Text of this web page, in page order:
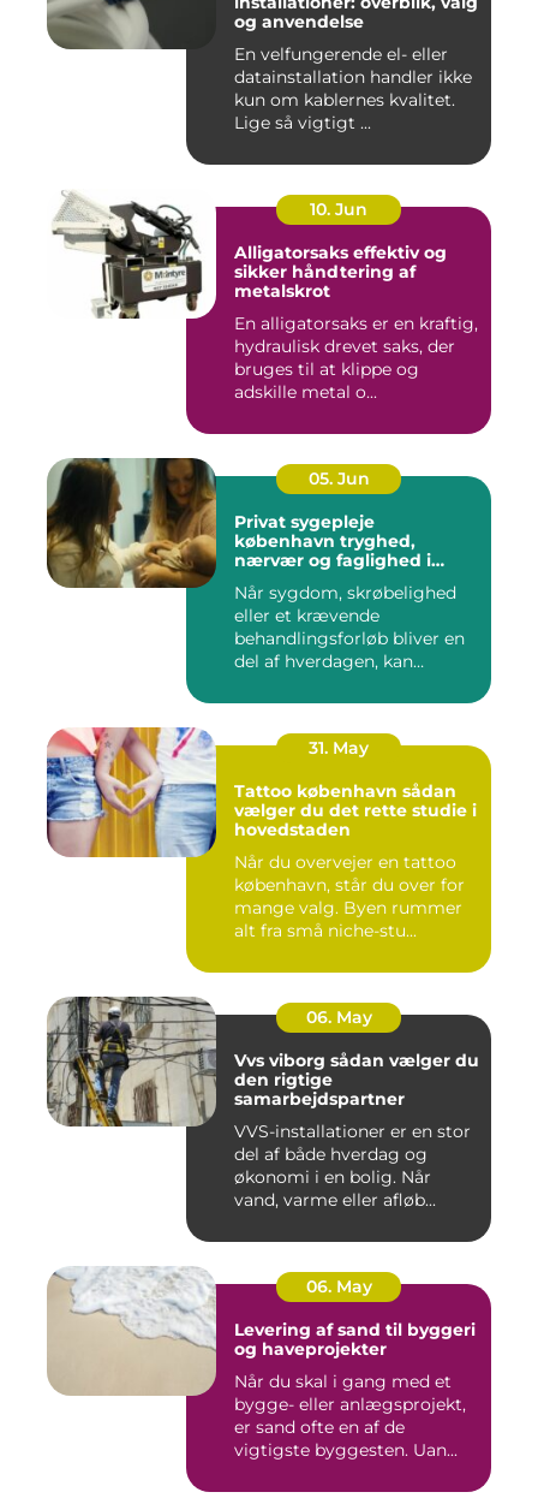
og anvendelse
En velfungerende el- eller
datainstallation handler ikke
kun om kablernes kvalitet.
Lige så vigtigt ...
10. Jun
Alligatorsaks effektiv og
sikker håndtering af
metalskrot
En alligatorsaks er en kraftig,
hydraulisk drevet saks, der
bruges til at klippe og
adskille metal o...
05. Jun
Privat sygepleje
københavn tryghed,
nærvær og faglighed i
Når sygdom, skrøbelighed
eller et krævende
behandlingsforløb bliver en
del af hverdagen, kan
31. May
Tattoo københavn sådan
vælger du det rette studie i
hovedstaden
Når du overvejer en tattoo
københavn, står du over for
mange valg. Byen rummer
alt fra små niche-stu...
06. May
Vvs viborg sådan vælger du
den rigtige
samarbejdspartner
VVS-installationer er en stor
del af både hverdag og
økonomi i en bolig. Når
vand, varme eller afløb...
06. May
Levering af sand til byggeri
og haveprojekter
Når du skal i gang med et
bygge- eller anlægsprojekt,
er sand ofte en af de
vigtigste byggesten. Uan...